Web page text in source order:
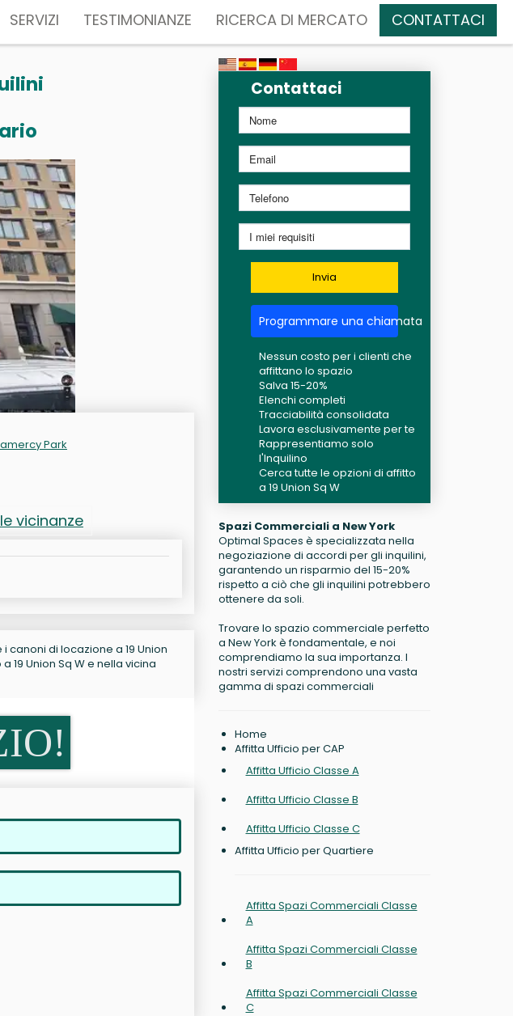
SERVIZI TESTIMONIANZE RICERCA DI MERCATO CONTATTACI
Park
vicinanze
canoni di locazione a 19 Union
19 Union Sq W e nella vicina
Contattaci
Invia
Programmare una chiamata
Nessun costo per i clienti che
affittano lo spazio
Salva 15-20%
Elenchi completi
Tracciabilità consolidata
Lavora esclusivamente per te
Rappresentiamo solo
l'Inquilino
Cerca tutte le opzioni di affitto
a 19 Union Sq W
Spazi Commerciali a New York
Optimal Spaces è specializzata nella
negoziazione di accordi per gli inquilini,
garantendo un risparmio del 15-20%
rispetto a ciò che gli inquilini potrebbero
ottenere da soli.
Trovare lo spazio commerciale perfetto
a New York è fondamentale, e noi
comprendiamo la sua importanza. I
nostri servizi comprendono una vasta
gamma di spazi commerciali
Home
Affitta Ufficio per CAP
Affitta Ufficio Classe A
Affitta Ufficio Classe B
Affitta Ufficio Classe C
Affitta Ufficio per Quartiere
Affitta Spazi Commerciali Classe
A
Affitta Spazi Commerciali Classe
B
Affitta Spazi Commerciali Classe
C